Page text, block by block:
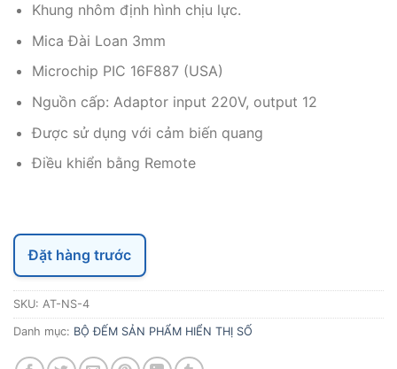
Khung nhôm định hình chịu lực.
Mica Đài Loan 3mm
Microchip PIC 16F887 (USA)
Nguồn cấp: Adaptor input 220V, output 12
Được sử dụng với cảm biến quang
Điều khiển bằng Remote
Đặt hàng trước
SKU: AT-NS-4
Danh mục: BỘ ĐẾM SẢN PHẨM HIỂN THỊ SỐ